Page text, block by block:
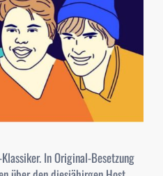
In Original-Besetzung